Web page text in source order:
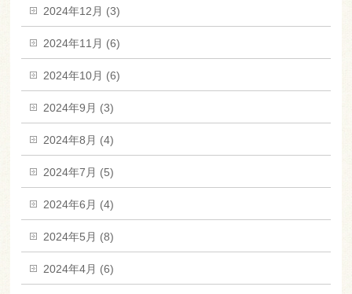
2024年12月 (3)
2024年11月 (6)
2024年10月 (6)
2024年9月 (3)
2024年8月 (4)
2024年7月 (5)
2024年6月 (4)
2024年5月 (8)
2024年4月 (6)